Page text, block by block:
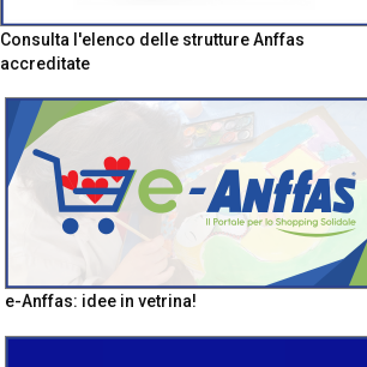
Consulta l'elenco delle strutture Anffas
accreditate
e-Anffas: idee in vetrina!